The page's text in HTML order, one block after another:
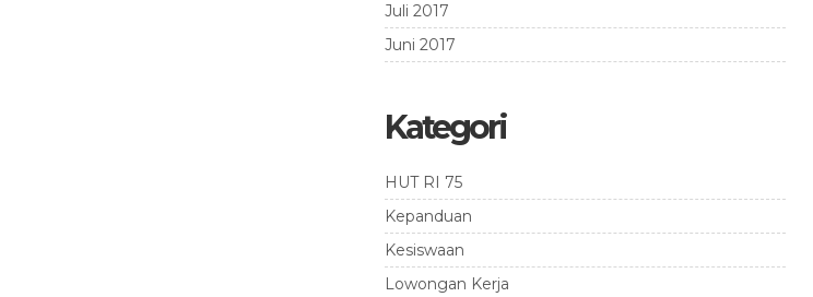
Juli 2017
Juni 2017
Kategori
HUT RI 75
Kepanduan
Kesiswaan
Lowongan Kerja